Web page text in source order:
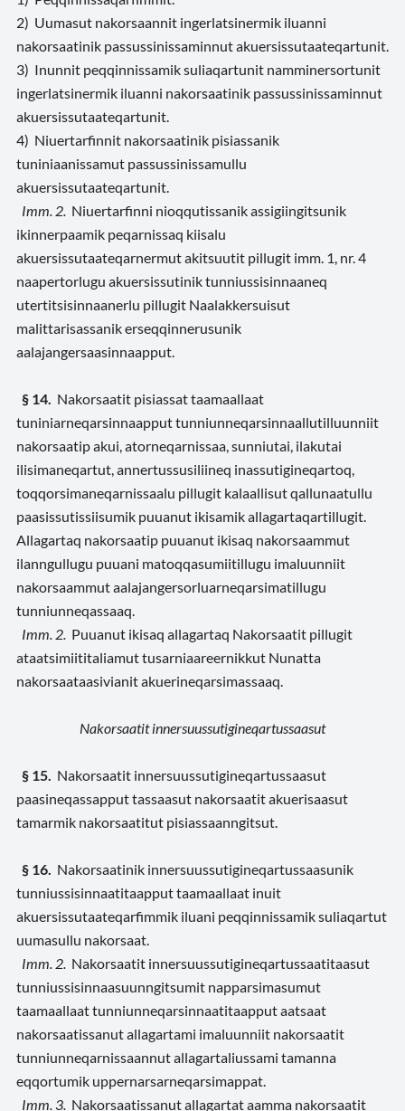
2) Uumasut nakorsaannit ingerlatsinermik iluanni
nakorsaatinik passussinissaminnut akuersissutaateqartunit.
3) Inunnit peqqinnissamik suliaqartunit namminersortunit
ingerlatsinermik iluanni nakorsaatinik passussinissaminnut
akuersissutaateqartunit.
4) Niuertarfinnit nakorsaatinik pisiassanik
tuniniaanissamut passussinissamullu
akuersissutaateqartunit.
Imm. 2. Niuertarfinni nioqqutissanik assigiingitsunik
ikinnerpaamik peqarnissaq kiisalu
akuersissutaateqarnermut akitsuutit pillugit imm. 1, nr. 4
naapertorlugu akuersissutinik tunniussisinnaaneq
utertitsisinnaanerlu pillugit Naalakkersuisut
malittarisassanik erseqqinnerusunik
aalajangersaasinnaapput.
§ 14. Nakorsaatit pisiassat taamaallaat
tuniniarneqarsinnaapput tunniunneqarsinnaallutilluunniit
nakorsaatip akui, atorneqarnissaa, sunniutai, ilakutai
ilisimaneqartut, annertussusiliineq inassutigineqartoq,
toqqorsimaneqarnissaalu pillugit kalaallisut qallunaatullu
paasissutissiisumik puuanut ikisamik allagartaqartillugit.
Allagartaq nakorsaatip puuanut ikisaq nakorsaammut
ilanngullugu puuani matoqqasumiitillugu imaluunniit
nakorsaammut aalajangersorluarneqarsimatillugu
tunniunneqassaaq.
Imm. 2. Puuanut ikisaq allagartaq Nakorsaatit pillugit
ataatsimiititaliamut tusarniaareernikkut Nunatta
nakorsaataasivianit akuerineqarsimassaaq.
Nakorsaatit innersuussutigineqartussaasut
§ 15. Nakorsaatit innersuussutigineqartussaasut
paasineqassapput tassaasut nakorsaatit akuerisaasut
tamarmik nakorsaatitut pisiassaanngitsut.
§ 16. Nakorsaatinik innersuussutigineqartussaasunik
tunniussisinnaatitaapput taamaallaat inuit
akuersissutaateqarfimmik iluani peqqinnissamik suliaqartut
uumasullu nakorsaat.
Imm. 2. Nakorsaatit innersuussutigineqartussaatitaasut
tunniussisinnaasuunngitsumit napparsimasumut
taamaallaat tunniunneqarsinnaatitaapput aatsaat
nakorsaatissanut allagartami imaluunniit nakorsaatit
tunniunneqarnissaannut allagartaliussami tamanna
eqqortumik uppernarsarneqarsimappat.
Imm. 3. Nakorsaatissanut allagartat aamma nakorsaatit